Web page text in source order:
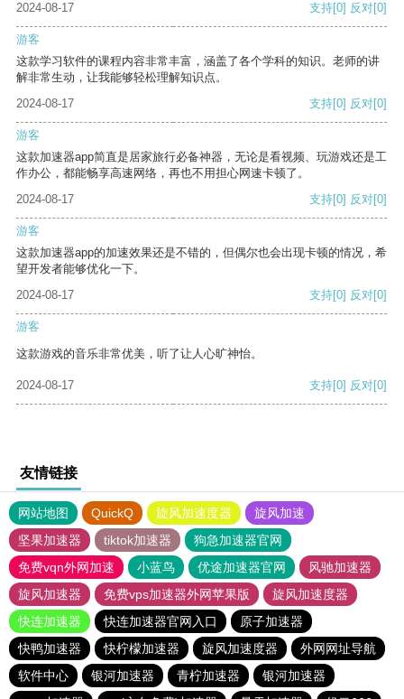
2024-08-17
支持[0] 反对[0]
游客
这款学习软件的课程内容非常丰富，涵盖了各个学科的知识。老师的讲
解非常生动，让我能够轻松理解知识点。
2024-08-17
支持[0] 反对[0]
游客
这款加速器app简直是居家旅行必备神器，无论是看视频、玩游戏还是工
作办公，都能畅享高速网络，再也不用担心网速卡顿了。
2024-08-17
支持[0] 反对[0]
游客
这款加速器app的加速效果还是不错的，但偶尔也会出现卡顿的情况，希
望开发者能够优化一下。
2024-08-17
支持[0] 反对[0]
游客
这款游戏的音乐非常优美，听了让人心旷神怡。
2024-08-17 支持[0] 反对[0]
友情链接
网站地图 QuickQ 旋风加速度器
旋风加速
坚果加速器
tiktok加速器
狗急加速器官网
免费vqn外网加速
小蓝鸟 优途加速器官网
风驰加速器
旋风加速器
免费vps加速器外网苹果版
旋风加速度器
快连加速器
快连加速器官网入口
原子加速器
快鸭加速器
快柠檬加速器 旋风加速度器
外网网址导航
软件中心
银河加速器 青柠加速器
银河加速器